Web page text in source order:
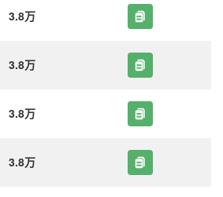
3.8万
3.8万
3.8万
3.8万